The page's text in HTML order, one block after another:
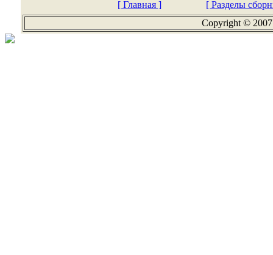
[ Главная ]
[ Разделы
Copyright ©